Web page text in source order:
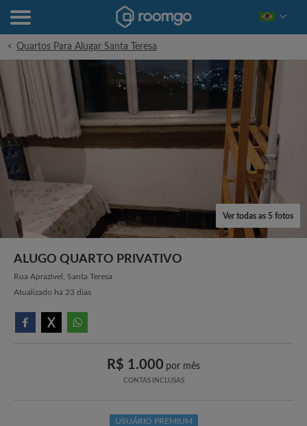
< Quartos Para Alugar Santa Teresa
Ver todas as 5 fotos
ALUGO QUARTO PRIVATIVO
Rua Aprazível, Santa Teresa
Atualizado há 23 dias
R$ 1.000 por mês
CONTAS INCLUSAS
USUÁRIO PREMIUM